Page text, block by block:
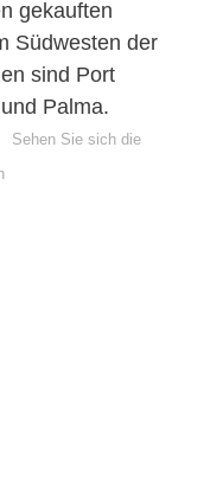
gekauften
Südwesten der
sind Port
Palma.
Sehen Sie sich die